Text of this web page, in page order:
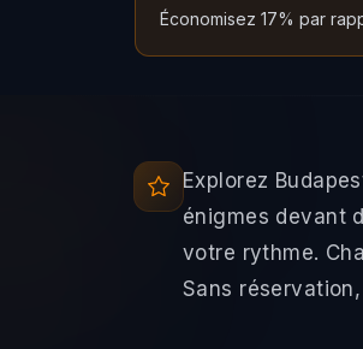
Économisez 17% par
Explorez
énigmes devant
votre rythme.
Sans